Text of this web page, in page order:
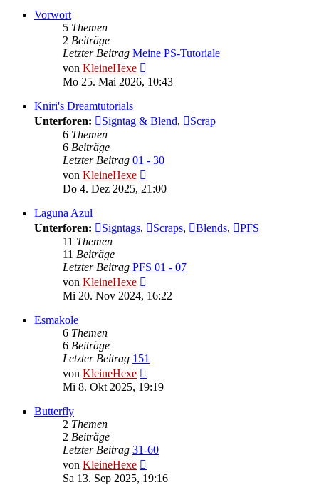
Vorwort
5 Themen
2 Beiträge
Letzter Beitrag Meine PS-Tutoriale
von KleineHexe
Beitrag
Mo 25. Mai 2026, 10:43
Kniri's Dreamtutorials
Unterforen:
Signtag & Blend,
Scrap
6 Themen
6 Beiträge
Letzter Beitrag 01 - 30
von KleineHexe
Beitrag
Do 4. Dez 2025, 21:00
Laguna Azul
Unterforen:
Signtags, Scraps, Blends,
PFS
11 Themen
11 Beiträge
Letzter Beitrag PFS 01 - 07
von KleineHexe
Beitrag
Mi 20. Nov 2024, 16:22
Esmakole
6 Themen
6 Beiträge
Letzter Beitrag 151
von KleineHexe
Beitrag
Mi 8. Okt 2025, 19:19
Butterfly
2 Themen
2 Beiträge
Letzter Beitrag 31-60
von KleineHexe
Beitrag
Sa 13. Sep 2025, 19:16